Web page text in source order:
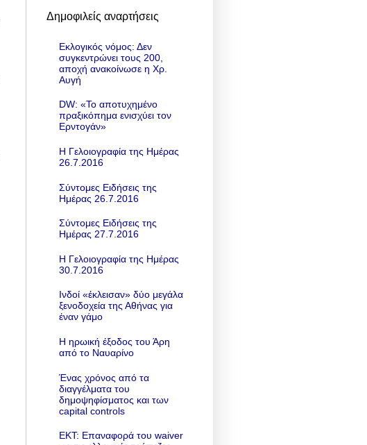
Δημοφιλείς αναρτήσεις
Εκλογικός νόμος: Δεν
συγκεντρώνει τους 200,
αποχή ανακοίνωσε η Χρ.
Αυγή
DW: «To αποτυχημένο
πραξικόπημα ενισχύει τον
Ερντογάν»
Η Γελοιογραφία της Ημέρας
26.7.2016
Σύντομες Ειδήσεις της
Ημέρας 26.7.2016
Σύντομες Ειδήσεις της
Ημέρας 27.7.2016
Η Γελοιογραφία της Ημέρας
30.7.2016
Ινδοί «έκλεισαν» δύο μεγάλα
ξενοδοχεία της Αθήνας για
έναν γάμο
Η ηρωική έξοδος του Άρη
από το Ναυαρίνο
Ένας χρόνος από τα
διαγγέλματα του
δημοψηφίσματος και των
capital controls
ΕΚΤ: Επαναφορά του waiver